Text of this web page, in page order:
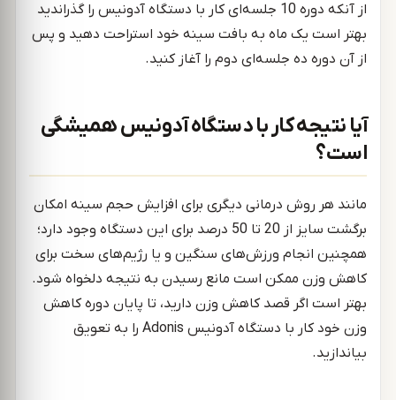
از آنکه دوره 10 جلسه‌ای کار با دستگاه آدونیس را گذراندید
بهتر است یک ماه به بافت سینه خود استراحت دهید و پس
از آن دوره ده جلسه‌ای دوم را آغاز کنید.
آیا نتیجه کار با دستگاه آدونیس همیشگی
است؟
مانند هر روش درمانی دیگری برای افزایش حجم سینه امکان
برگشت سایز از 20 تا 50 درصد برای این دستگاه وجود دارد؛
همچنین انجام ورزش‌های سنگین و یا رژیم‌های سخت برای
کاهش وزن ممکن است مانع رسیدن به نتیجه دلخواه شود.
بهتر است اگر قصد کاهش وزن دارید، تا پایان دوره کاهش
وزن خود کار با دستگاه آدونیس Adonis را به تعویق
بیاندازید.